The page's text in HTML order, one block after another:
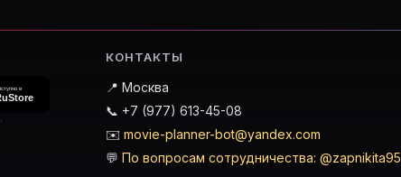
·
КОНТАКТЫ
📍 Москва
📞 +7 (977) 613-45-08
✉️ movie-planner-bot@yandex.com
💬 По вопросам сотрудничества: @zapnikita95